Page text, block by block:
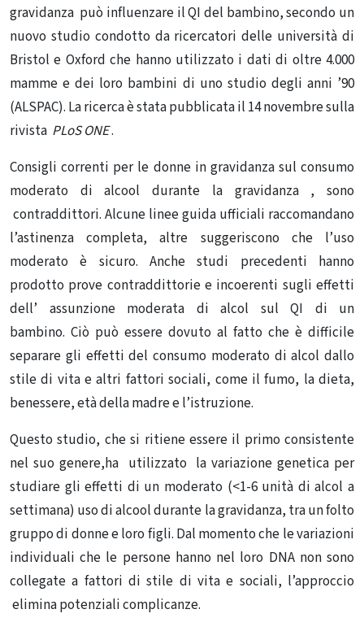
gravidanza può influenzare il QI del bambino, secondo un
nuovo studio condotto da ricercatori delle università di
Bristol e Oxford che hanno utilizzato i dati di oltre 4.000
mamme e dei loro bambini di uno studio degli anni ’90
(ALSPAC). La ricerca è stata pubblicata il 14 novembre sulla
rivista PLoS ONE.
Consigli correnti per le donne in gravidanza sul consumo
moderato di alcool durante la gravidanza , sono
contraddittori. Alcune linee guida ufficiali raccomandano
l’astinenza completa, altre suggeriscono che l’uso
moderato è sicuro. Anche studi precedenti hanno
prodotto prove contraddittorie e incoerenti sugli effetti
dell’ assunzione moderata di alcol sul QI di un
bambino. Ciò può essere dovuto al fatto che è difficile
separare gli effetti del consumo moderato di alcol dallo
stile di vita e altri fattori sociali, come il fumo, la dieta,
benessere, età della madre e l’istruzione.
Questo studio, che si ritiene essere il primo consistente
nel suo genere,ha utilizzato la variazione genetica per
studiare gli effetti di un moderato (<1-6 unità di alcol a
settimana) uso di alcool durante la gravidanza, tra un folto
gruppo di donne e loro figli. Dal momento che le variazioni
individuali che le persone hanno nel loro DNA non sono
collegate a fattori di stile di vita e sociali, l’approccio
elimina potenziali complicanze.